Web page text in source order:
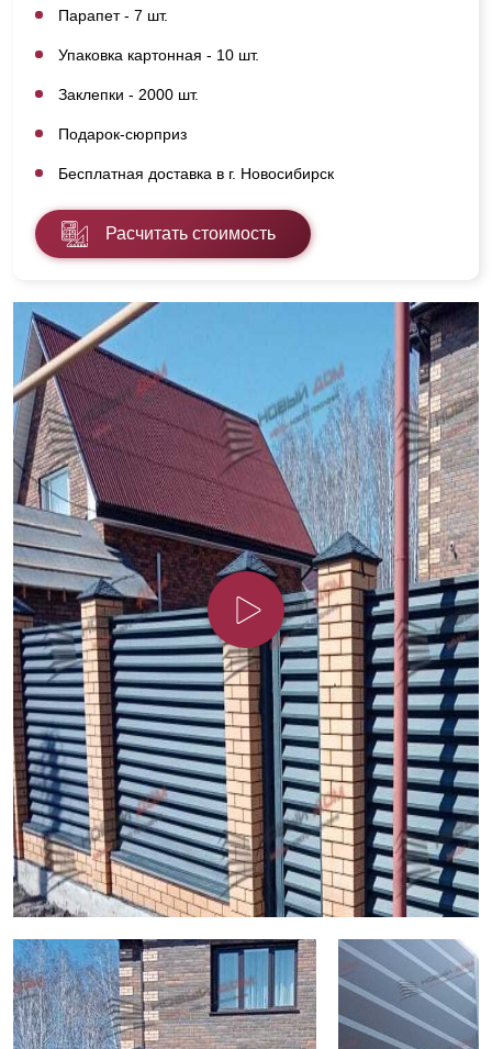
Парапет - 7 шт.
Упаковка картонная - 10 шт.
Заклепки - 2000 шт.
Подарок-сюрприз
Бесплатная доставка в г. Новосибирск
Расчитать стоимость